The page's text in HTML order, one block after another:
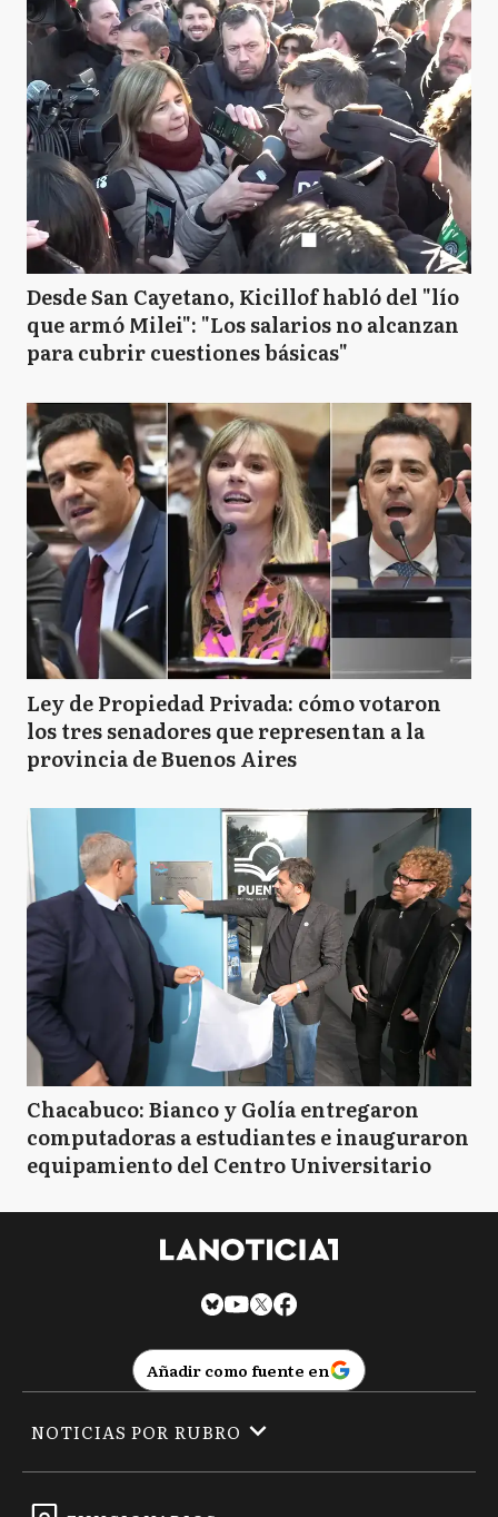
Desde San Cayetano, Kicillof habló del "lío
que armó Milei": "Los salarios no alcanzan
para cubrir cuestiones básicas"
Ley de Propiedad Privada: cómo votaron
los tres senadores que representan a la
provincia de Buenos Aires
Chacabuco: Bianco y Golía entregaron
computadoras a estudiantes e inauguraron
equipamiento del Centro Universitario
Añadir como fuente en
NOTICIAS POR RUBRO